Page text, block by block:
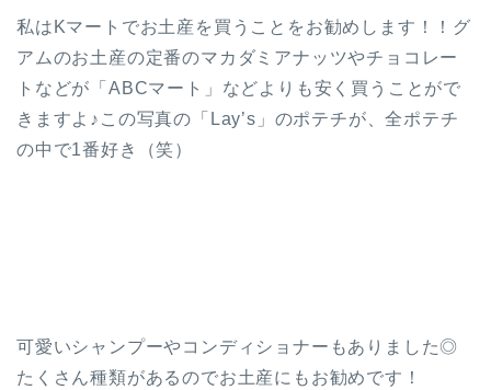
私はKマートでお土産を買うことをお勧めします！！グ
アムのお土産の定番のマカダミアナッツやチョコレー
トなどが「ABCマート」などよりも安く買うことがで
きますよ♪この写真の「Lay’s」のポテチが、全ポテチ
の中で1番好き（笑）
可愛いシャンプーやコンディショナーもありました◎
たくさん種類があるのでお土産にもお勧めです！